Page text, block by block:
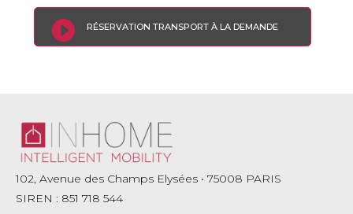
 RÉSERVATION TRANSPORT À LA DEMANDE
102, Avenue des Champs Elysées • 75008 PARIS
SIREN : 851 718 544